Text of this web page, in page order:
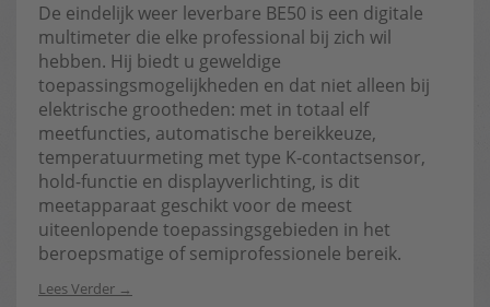
De eindelijk weer leverbare BE50 is een digitale
multimeter die elke professional bij zich wil
hebben. Hij biedt u geweldige
toepassingsmogelijkheden en dat niet alleen bij
elektrische grootheden: met in totaal elf
meetfuncties, automatische bereikkeuze,
temperatuurmeting met type K-contactsensor,
hold-functie en displayverlichting, is dit
meetapparaat geschikt voor de meest
uiteenlopende toepassingsgebieden in het
beroepsmatige of semiprofessionele bereik.
Lees Verder